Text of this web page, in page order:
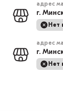
адрес
г.
Нет
адрес
г.
Нет